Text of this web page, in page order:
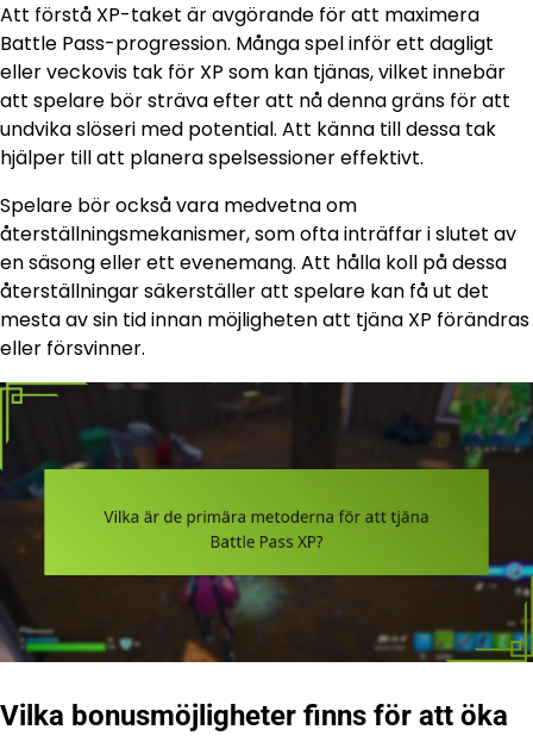
Att förstå XP-taket är avgörande för att maximera
Battle Pass-progression. Många spel inför ett dagligt
eller veckovis tak för XP som kan tjänas, vilket innebär
att spelare bör sträva efter att nå denna gräns för att
undvika slöseri med potential. Att känna till dessa tak
hjälper till att planera spelsessioner effektivt.
Spelare bör också vara medvetna om
återställningsmekanismer, som ofta inträffar i slutet av
en säsong eller ett evenemang. Att hålla koll på dessa
återställningar säkerställer att spelare kan få ut det
mesta av sin tid innan möjligheten att tjäna XP förändras
eller försvinner.
Vilka bonusmöjligheter finns för att öka